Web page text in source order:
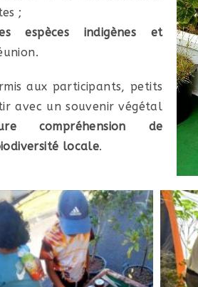
;
espèces indigènes et
aux participants, petits
avec un souvenir végétal
compréhension de
locale.